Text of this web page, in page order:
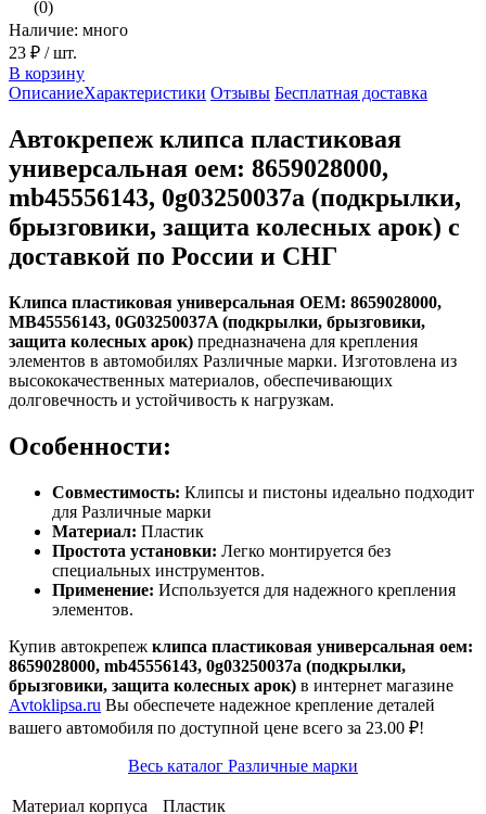
(0)
Наличие: много
23 ₽ / шт.
В корзину
ОписаниеХарактеристики Отзывы Бесплатная доставка
Автокрепеж клипса пластиковая
универсальная оем: 8659028000,
mb45556143, 0g03250037a (подкрылки,
брызговики, защита колесных арок) с
доставкой по России и СНГ
Клипса пластиковая универсальная ОЕМ: 8659028000,
MB45556143, 0G03250037A (подкрылки, брызговики,
защита колесных арок) предназначена для крепления
элементов в автомобилях Различные марки. Изготовлена из
высококачественных материалов, обеспечивающих
долговечность и устойчивость к нагрузкам.
Особенности:
Совместимость: Клипсы и пистоны идеально подходит
для Различные марки
Материал: Пластик
Простота установки: Легко монтируется без
специальных инструментов.
Применение: Используется для надежного крепления
элементов.
Купив автокрепеж клипса пластиковая универсальная оем:
8659028000, mb45556143, 0g03250037a (подкрылки,
брызговики, защита колесных арок) в интернет магазине
Avtoklipsa.ru Вы обеспечете надежное крепление деталей
вашего автомобиля по доступной цене всего за 23.00 ₽!
Весь каталог Различные марки
Материал корпуса
Пластик